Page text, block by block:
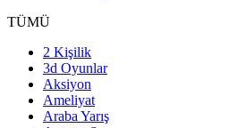
TÜMÜ
2 Kişilik
3d Oyunlar
Aksiyon
Ameliyat
Araba Yarış